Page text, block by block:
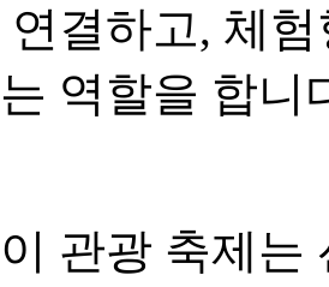
연결하고, 체
역할을 합니
관광 축제는